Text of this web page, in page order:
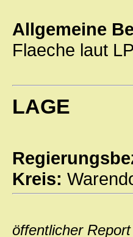
Allgemeine
Flaeche laut
LAGE
Kreis:
öffentlicher